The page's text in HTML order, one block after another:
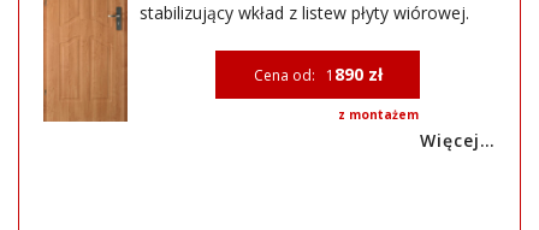
stabilizujący wkład z listew płyty wiórowej.
Cena od: 1 890 zł
z montażem
Więcej…